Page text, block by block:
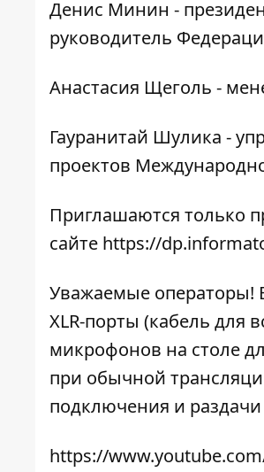
Денис Минин -
руководитель
Анастасия Щеголь -
Гауранитай Шулика -
проектов
Приглашаются только
сайте https://
Уважаемые операторы!
XLR-порты (кабель для
микрофонов на столе
при обычной
подключения и раздачи
https://